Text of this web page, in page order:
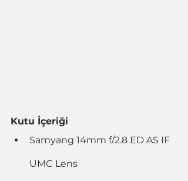
Kutu İçeriği
Samyang 14mm f/2.8 ED AS IF
UMC Lens